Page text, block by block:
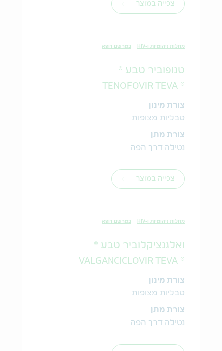
צפייה במוצר
מחלות זיהומיות ו-HIV במרשם רופא
טנופוביר טבע ®
® TENOFOVIR TEVA
צורת מינון
טבליות מצופות
צורת מתן
נטילה דרך הפה
צפייה במוצר
מחלות זיהומיות ו-HIV במרשם רופא
ואלגנציקלוביר טבע ®
® VALGANCICLOVIR TEVA
צורת מינון
טבליות מצופות
צורת מתן
נטילה דרך הפה